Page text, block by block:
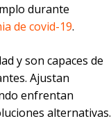
durante
de covid-19.
y son capaces de
Ajustan
enfrentan
alternativas.